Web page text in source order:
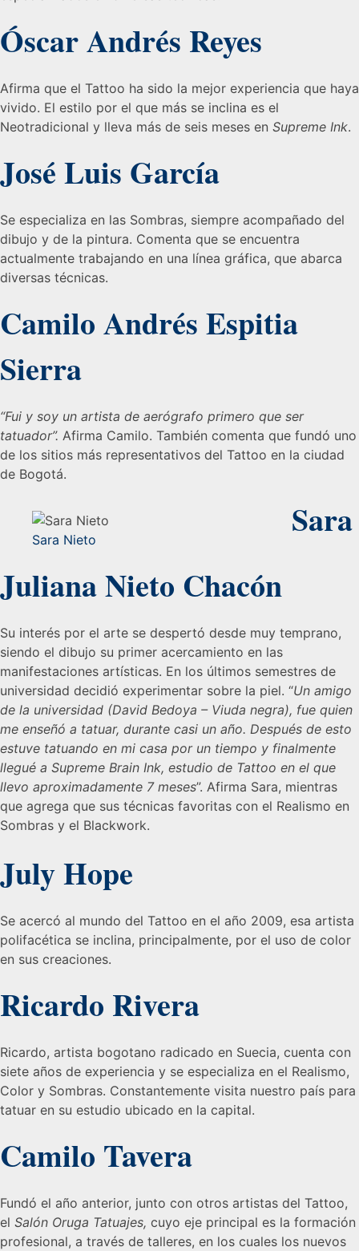
Óscar Andrés Reyes
Afirma que el Tattoo ha sido la mejor experiencia que haya
vivido. El estilo por el que más se inclina es el
Neotradicional y lleva más de seis meses en Supreme Ink.
José Luis García
Se especializa en las Sombras, siempre acompañado del
dibujo y de la pintura. Comenta que se encuentra
actualmente trabajando en una línea gráfica, que abarca
diversas técnicas.
Camilo Andrés Espitia
Sierra
“Fui y soy un artista de aerógrafo primero que ser
tatuador”. Afirma Camilo. También comenta que fundó uno
de los sitios más representativos del Tattoo en la ciudad
de Bogotá.
Sara Nieto
Sara
Juliana Nieto Chacón
Su interés por el arte se despertó desde muy temprano,
siendo el dibujo su primer acercamiento en las
manifestaciones artísticas. En los últimos semestres de
universidad decidió experimentar sobre la piel. “Un amigo
de la universidad (David Bedoya – Viuda negra), fue quien
me enseñó a tatuar, durante casi un año. Después de esto
estuve tatuando en mi casa por un tiempo y finalmente
llegué a Supreme Brain Ink, estudio de Tattoo en el que
llevo aproximadamente 7 meses”. Afirma Sara, mientras
que agrega que sus técnicas favoritas con el Realismo en
Sombras y el Blackwork.
July Hope
Se acercó al mundo del Tattoo en el año 2009, esa artista
polifacética se inclina, principalmente, por el uso de color
en sus creaciones.
Ricardo Rivera
Ricardo, artista bogotano radicado en Suecia, cuenta con
siete años de experiencia y se especializa en el Realismo,
Color y Sombras. Constantemente visita nuestro país para
tatuar en su estudio ubicado en la capital.
Camilo Tavera
Fundó el año anterior, junto con otros artistas del Tattoo,
el Salón Oruga Tatuajes, cuyo eje principal es la formación
profesional, a través de talleres, en los cuales los nuevos